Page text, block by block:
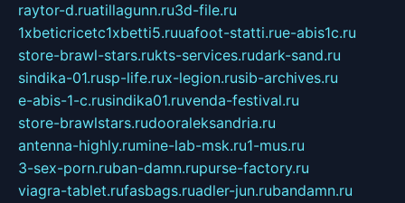
raytor-d.ruatillagunn.ru3d-file.ru
1xbeticricetc1xbetti5.ruuafoot-statti.rue-abis1c.ru
store-brawl-stars.rukts-services.rudark-sand.ru
sindika-01.rusp-life.rux-legion.rusib-archives.ru
e-abis-1-c.rusindika01.ruvenda-festival.ru
store-brawlstars.rudooraleksandria.ru
antenna-highly.rumine-lab-msk.ru1-mus.ru
3-sex-porn.ruban-damn.rupurse-factory.ru
viagra-tablet.rufasbags.ruadler-jun.rubandamn.ru